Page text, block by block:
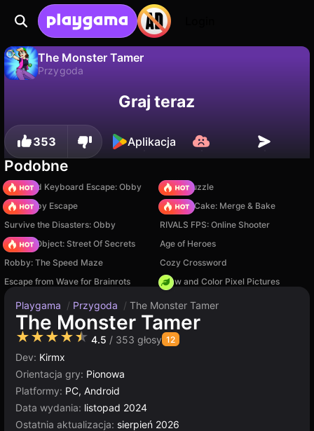
The Monster Tamer
Przygoda
Zapisz postępy! Nie
Graj teraz
353 Aplikacja
Podobne
+1 Speed Keyboard Escape: Obby
Arrow Puzzle
Your Obby Escape
Piece of Cake: Merge & Bake
Survive the Disasters: Obby
RIVALS FPS: Online Shooter
Hidden Object: Street Of Secrets
Age of Heroes
Robby: The Speed Maze
Cozy Crossword
Escape from Wave for Brainrots
Draw and Color Pixel Pictures
Playgama / Przygoda / The Monster Tamer
The Monster Tamer
★★★★★ 4.5 / 353 głosy 12
Dev: Kirmx
Orientacja gry: Pionowa
Platformy: PC, Android
Data wydania: listopad 2024
Ostatnia aktualizacja: sierpień 2026